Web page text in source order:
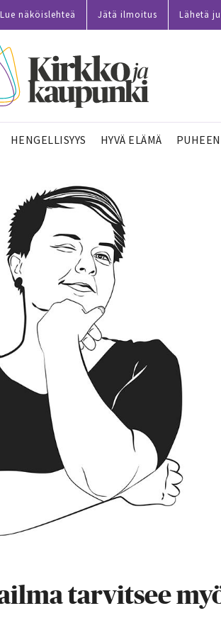
Lue näköislehteä Jätä ilmoitus Lähetä
HENGELLISYYS HYVÄ ELÄMÄ
tarvitsee